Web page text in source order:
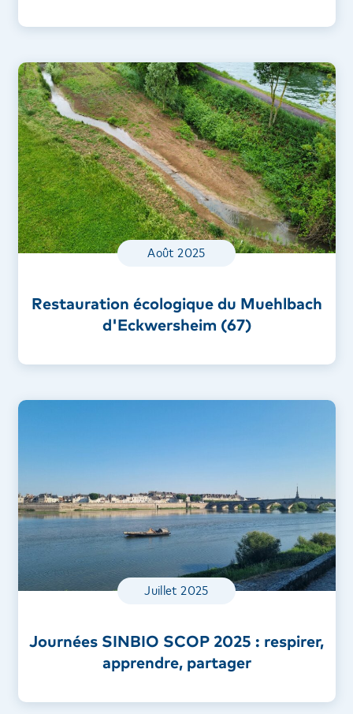
Août 2025
Restauration écologique du Muehlbach
d'Eckwersheim (67)
Juillet 2025
Journées SINBIO SCOP 2025 : respirer,
apprendre, partager